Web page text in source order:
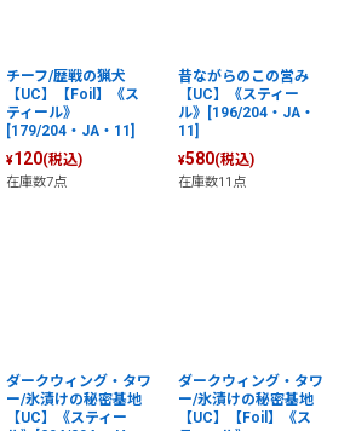
チーフ/歴戦の猟犬
【UC】【Foil】《ス
ティール》
[179/204・JA・11]
¥120(税込)
在庫数7点
昔ながらのこの営み
【UC】《スティー
ル》[196/204・JA・
11]
¥580(税込)
在庫数11点
ダークウィング・タワ
ー/氷漬けの秘密基地
【UC】《スティー
ダークウィング・タワ
ー/氷漬けの秘密基地
【UC】【Foil】《ス